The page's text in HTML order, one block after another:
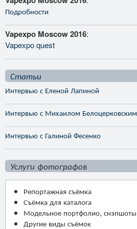
Подробности
Vapexpo Moscow 2016:
Vapexpo quest
Статьи
Интервью с Еленой Лапиной
Интервью с Михаилом Белоцерковским
Интервью с Галиной Фесенко
Услуги фотографов
Репортажная съёмка
Съёмка для каталога
Модельное портфолио, снэпшоты
Другие виды съёмок